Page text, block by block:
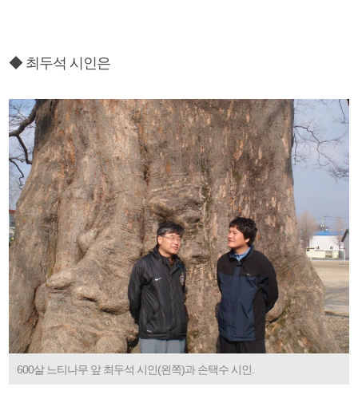
◆ 최두석 시인은
600살 느티나무 앞 최두석 시인(왼쪽)과 손택수 시인.